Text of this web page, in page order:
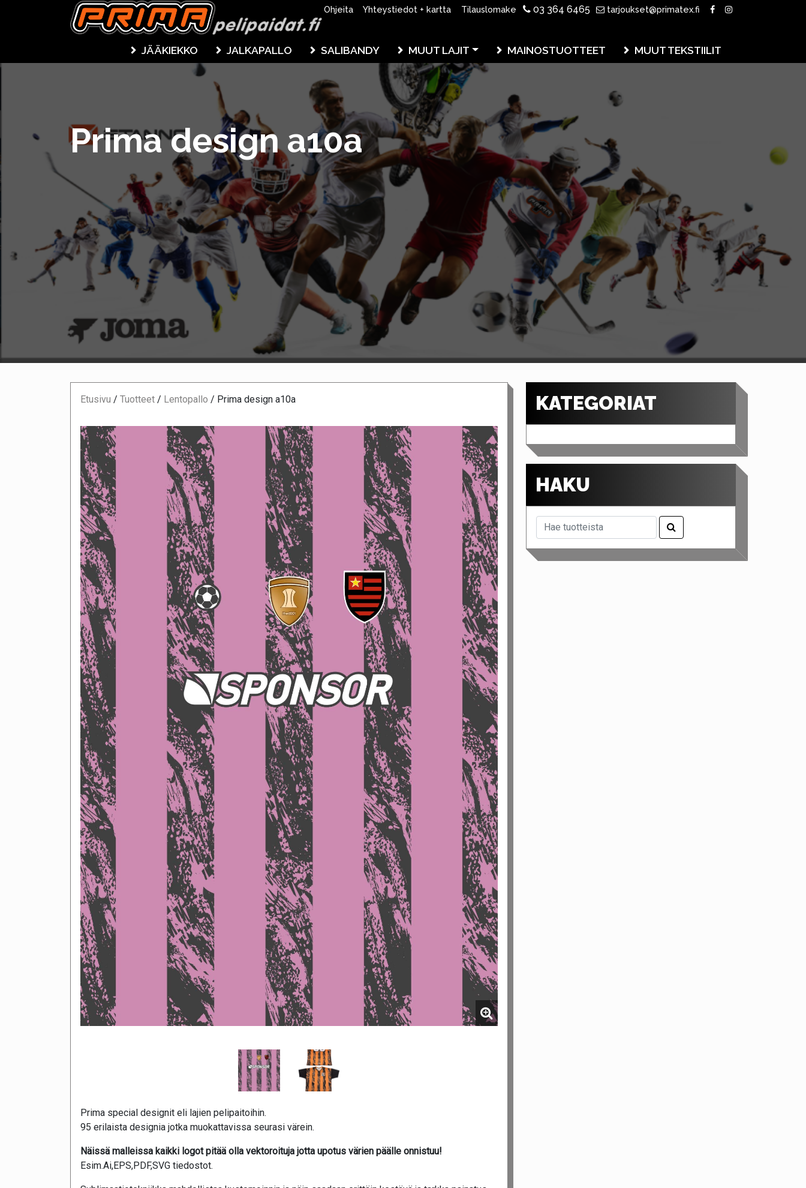
Ohjeita Yhteystiedot + kartta Tilauslomake 03 364 6465 tarjoukset@primatex.fi
JÄÄKIEKKO JALKAPALLO SALIBANDY MUUT LAJIT MAINOSTUOTTEET MUUT TEKSTIILIT
Prima design a10a
Etusivu / Tuotteet / Lentopallo / Prima design a10a
Prima special designit eli lajien pelipaitoihin.
95 erilaista designia jotka muokattavissa seurasi värein.
Näissä malleissa kaikki logot pitää olla vektoroituja jotta upotus värien päälle onnistuu!
Esim.Ai,EPS,PDF,SVG tiedostot.
KATEGORIAT
HAKU